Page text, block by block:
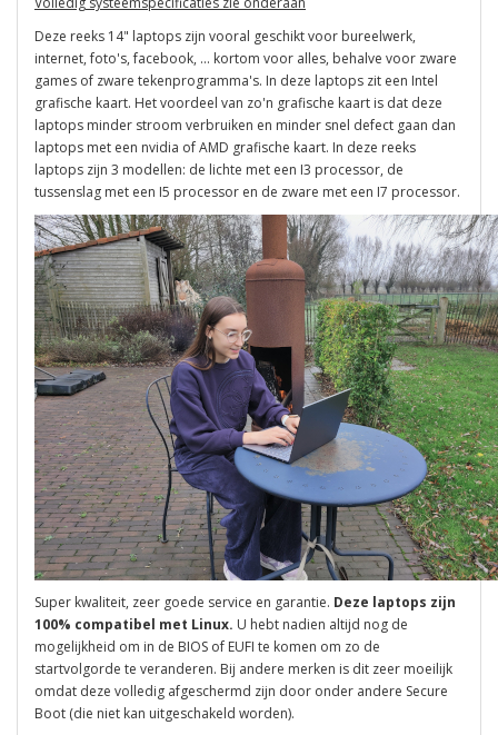
Deze reeks 14" laptops zijn vooral geschikt voor bureelwerk,
internet, foto's, facebook, ... kortom voor alles, behalve voor zware
games of zware tekenprogramma's. In deze laptops zit een Intel
grafische kaart. Het voordeel van zo'n grafische kaart is dat deze
laptops minder stroom verbruiken en minder snel defect gaan dan
laptops met een nvidia of AMD grafische kaart. In deze reeks
laptops zijn 3 modellen: de lichte met een I3 processor, de
tussenslag met een I5 processor en de zware met een I7 processor.
Super kwaliteit, zeer goede service en garantie. Deze laptops zijn
100% compatibel met Linux. U hebt nadien altijd nog de
mogelijkheid om in de BIOS of EUFI te komen om zo de
startvolgorde te veranderen. Bij andere merken is dit zeer moeilijk
omdat deze volledig afgeschermd zijn door onder andere Secure
Boot (die niet kan uitgeschakeld worden).